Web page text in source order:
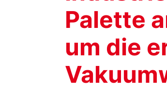
Palette
um die